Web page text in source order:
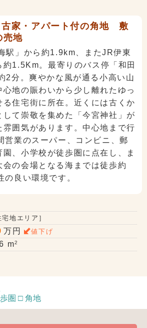
家・アパート付の角地 敷
売地
駅」から約1.9km、またJR伊東
約1.5Km。最寄りのバス停「和田
2分。爽やかな風が通る小高い山
地の賑わいから少し離れたゆっ
る住宅街に所在。近くには古くか
して崇敬を集めた「今宮神社」が
雰囲気があります。中心地まで行
営業のスーパー、コンビニ、郵
、小学校が徒歩圏に点在し、ま
会の会場となる海までは徒歩約
良い環境です。
宅地エリア］
万円
値下げ
m2
圏 □ 角地